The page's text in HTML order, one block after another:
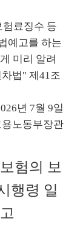
료징수 등
예고를 하는
미리 알려
법" 제41조
년 7월 9일
용노동부장관
험의 보
행령 일